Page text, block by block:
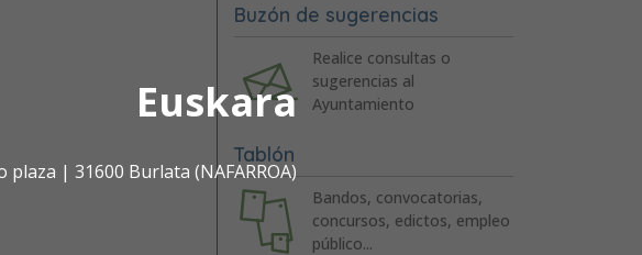
Euskara
plaza | 31600 Burlata (NAFARROA)
Buzón de sugerencias
Realice consultas o
sugerencias al
Ayuntamiento
Tablón
Bandos, convocatorias,
concursos, edictos, empleo
público...